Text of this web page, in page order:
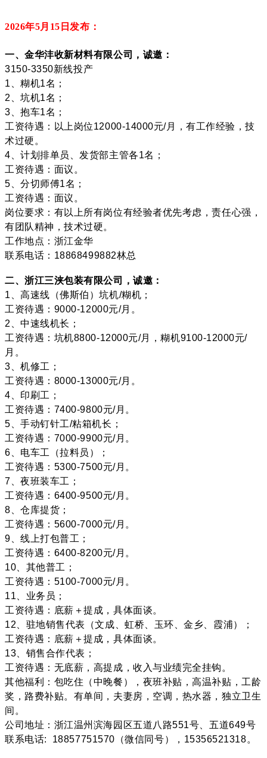
2026年5月15 日发布：
一、金华沣收新材料有限公司，诚邀：
3150-3350新线投产
1、糊机1名；
2、坑机1名；
3、抱车1名；
工资待遇：以上岗位12000-14000元/月，有工作经验，技
术过硬。
4、计划排单员、发货部主管各1名；
工资待遇：面议。
5、分切师傅1名；
工资待遇：面议。
岗位要求：有以上所有岗位有经验者优先考虑，责任心强，
有团队精神，技术过硬。
工作地点：浙江金华
联系电话：18868499882林总
二、浙江三浃包装有限公司，诚邀：
1、高速线（佛斯伯）坑机/糊机；
工资待遇：9000-12000元/月。
2、中速线机长；
工资待遇：坑机8800-12000元/月，糊机9100-12000元/
月。
3、机修工；
工资待遇：8000-13000元/月。
4、印刷工；
工资待遇：7400-9800元/月。
5、手动钉针工/粘箱机长；
工资待遇：7000-9900元/月。
6、电车工（拉料员）；
工资待遇：5300-7500元/月。
7、夜班装车工；
工资待遇：6400-9500元/月。
8、仓库提货；
工资待遇：5600-7000元/月。
9、线上打包普工；
工资待遇：6400-8200元/月。
10、其他普工；
工资待遇：5100-7000元/月。
11、业务员；
工资待遇：底薪＋提成，具体面谈。
12、驻地销售代表（文成、虹桥、玉环、金乡、霞浦）；
工资待遇：底薪＋提成，具体面谈。
13、销售合作代表；
工资待遇：无底薪，高提成，收入与业绩完全挂钩。
其他福利：包吃住（中晚餐），夜班补贴，高温补贴，工龄
奖，路费补贴。有单间，夫妻房，空调，热水器，独立卫生
间。
公司地址：浙江温州滨海园区五道八路551号、五道649号
联系电话: 18857751570（微信同号），15356521318。